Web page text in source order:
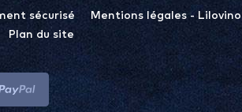
sécurisé
Mentions légales - Lilovino
Plan du site